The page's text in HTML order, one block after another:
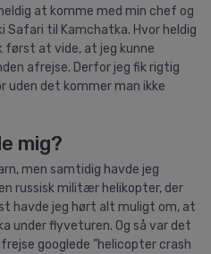
at komme med min chef og
Safari til Kamchatka. Hvor heldig
først at vide, at jeg kunne
afrejse. Derfor jeg fik rigtig
uden det kommer man ikke
mig?
men samtidig havde jeg
russisk militær helikopter, der
havde jeg hørt alt muligt om, at
under flyveturen. Og så var det
googlede ”helicopter crash